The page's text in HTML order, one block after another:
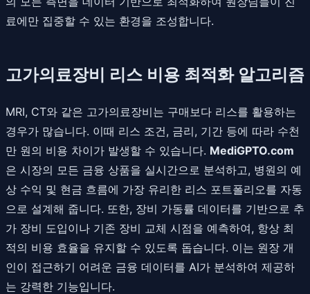
료에만 집중할 수 있는 환경을 조성합니다.
고가의료장비 리스 비용 최적화 알고리즘
MRI, CT와 같은 고가의료장비는 구매보다 리스를 활용하는
경우가 많습니다. 이때 리스 조건, 금리, 기간 등에 따라 수천
만 원의 비용 차이가 발생할 수 있습니다. MediGPTO.com
은 시장의 모든 금융 상품을 실시간으로 분석하고, 병원의 예
상 수익 및 현금 흐름에 가장 유리한 리스 포트폴리오를 자동
으로 설계해 줍니다. 또한, 장비 가동률 데이터를 기반으로 추
가 장비 도입이나 기존 장비 교체 시점을 예측하여, 항상 최
적의 비용 효율을 유지할 수 있도록 돕습니다. 이는 원장 개
인이 접근하기 어려운 금융 데이터를 AI가 분석하여 제공하
는 강력한 기능입니다.